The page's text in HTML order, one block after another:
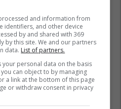
and information from
identifiers, and other device
by and shared with 369
by this site. We and our partners
data. List of partners.
your personal data on the basis
can object to by managing
a link at the bottom of this page
or withdraw consent in privacy